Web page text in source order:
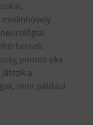
mielinhüvely
pontos oka
a
mint például